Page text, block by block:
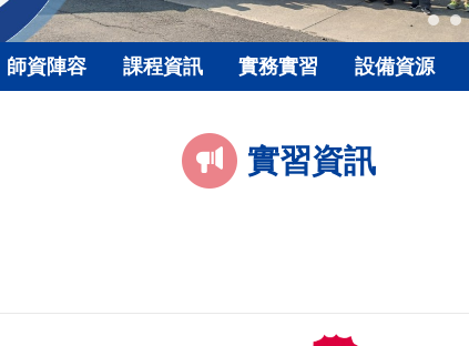
師資陣容 課程資訊 實務實習 設備資源
實習資訊